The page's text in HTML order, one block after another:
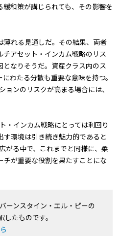
緩和策が講じられても、その影響を
薄れる見通しだ。その結果、両者
アセット・インカム戦略のリス
なりそうだ。資産クラス内のス
わたる分散も重要な意味を持つ。
ンのリスクが高まる場合には、
・インカム戦略にとっては利回り
す環境は引き続き魅力的であると
がる中で、これまでと同様に、柔
が重要な役割を果たすことにな
ーンスタイン・エル・ピーの
たものです。